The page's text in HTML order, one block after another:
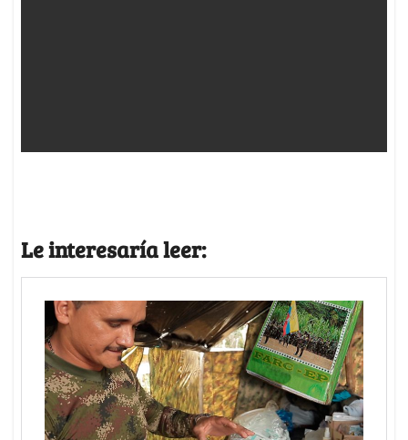
Le interesaría leer: